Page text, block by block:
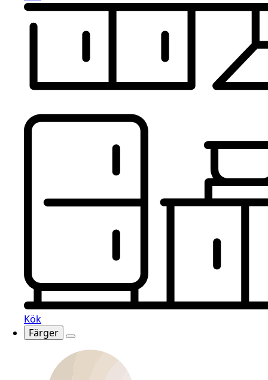
Kök
Färger